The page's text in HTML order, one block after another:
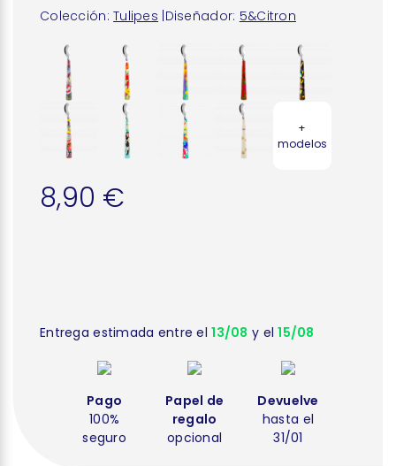
Colección: Tulipes Diseñador: 5&Citron
+
modelos
8,90 €
Entrega estimada entre el13/08 y el15/08
Pago
100%
seguro
Papel de
regalo
opcional
Devuelve
hasta el
31/01